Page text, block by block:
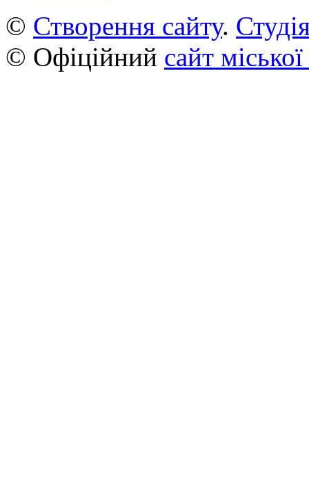
© Створення сайту.
© Офіційний сайт